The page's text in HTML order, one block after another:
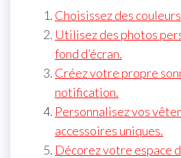
Choisissez des
Utilisez des photos
fond d’écran.
Créez votre propre
notification.
Personnalisez vos
accessoires uniques.
Décorez votre espace